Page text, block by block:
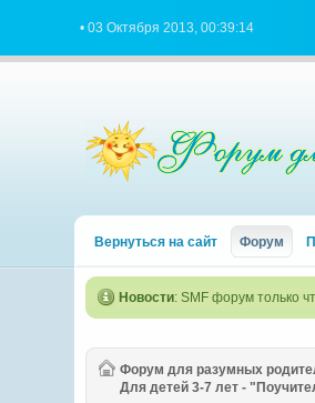
• 03 Октября 2013, 00:39:14
Вернуться на сайт Форум
Новости: SMF форум только
Форум для разумных
Для детей 3-7 лет -